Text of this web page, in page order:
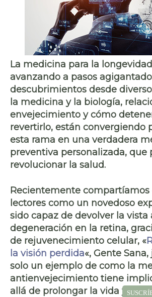
La medicina para la
avanzando a pasos
descubrimientos desde
la medicina y la biología,
envejecimiento y cómo
revertirlo, están convergiendo
esta rama en una verdadera
preventiva personalizada, que
revolucionar la salud.
Recientemente compartíamos
lectores como un novedoso
sido capaz de devolver la vista
degeneración en la retina,
de rejuvenecimiento celular, «
la visión perdida«, Gente Sana,
solo un ejemplo de como la
antienvejecimiento tiene
allá de prolongar la vida y